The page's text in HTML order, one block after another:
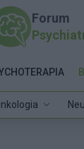
Forum